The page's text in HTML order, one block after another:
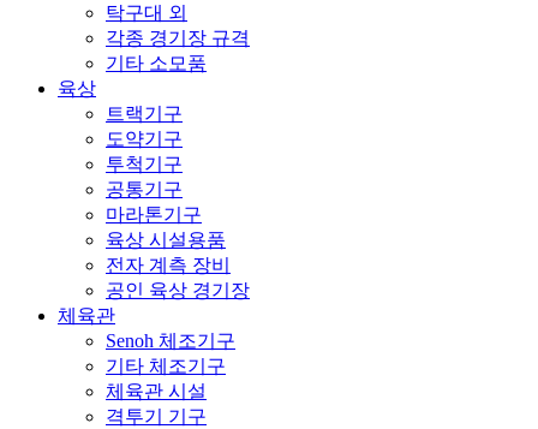
탁구대 외
각종 경기장 규격
기타 소모품
육상
트랙기구
도약기구
투척기구
공통기구
마라톤기구
육상 시설용품
전자 계측 장비
공인 육상 경기장
체육관
Senoh 체조기구
기타 체조기구
체육관 시설
격투기 기구